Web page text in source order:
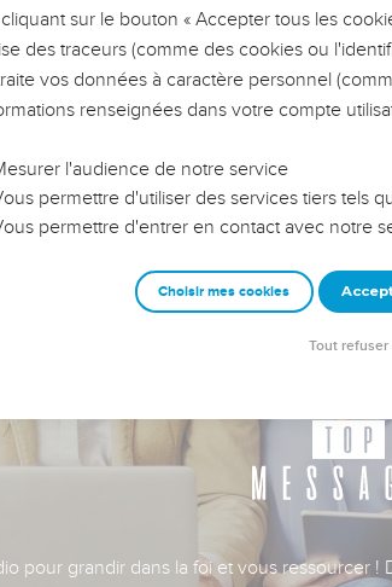
VOUS ÉVITER LES VOTRES ?
réussites, leur impact, leur foi ou leur vision.
difficiles qu'ils ont traversés, alors même que
et responsables reviennent sur les
pour avancer avec plus de sagesse afin que
guidiez un ministère, une équipe, un groupe ou
pour grandir dans la foi et vous ressourcer
sur le bouton « Accepter tous les
des traceurs (comme des cookies ou
vos données à caractère personnel
renseignées dans votre compte
l'audience de notre service
permettre d'utiliser des services tiers tels
permettre d'entrer en contact avec notre
Choisir mes cookies
Tout refuser